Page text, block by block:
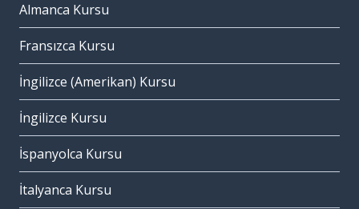
Almanca Kursu
Fransızca Kursu
İngilizce (Amerikan) Kursu
İngilizce Kursu
İspanyolca Kursu
İtalyanca Kursu